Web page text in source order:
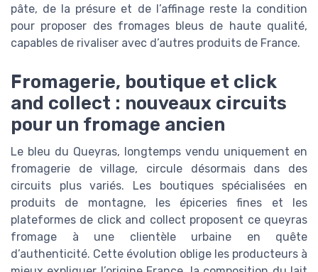
pâte, de la présure et de l’affinage reste la condition
pour proposer des fromages bleus de haute qualité,
capables de rivaliser avec d’autres produits de France.
Fromagerie, boutique et click
and collect : nouveaux circuits
pour un fromage ancien
Le bleu du Queyras, longtemps vendu uniquement en
fromagerie de village, circule désormais dans des
circuits plus variés. Les boutiques spécialisées en
produits de montagne, les épiceries fines et les
plateformes de click and collect proposent ce queyras
fromage à une clientèle urbaine en quête
d’authenticité. Cette évolution oblige les producteurs à